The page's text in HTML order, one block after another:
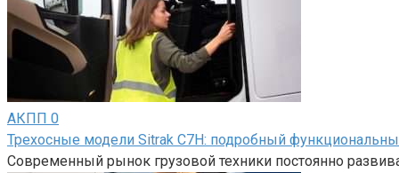
АКПП 0
Трехосные модели Sitrak C7H: подробный
Современный рынок грузовой техники постоянно